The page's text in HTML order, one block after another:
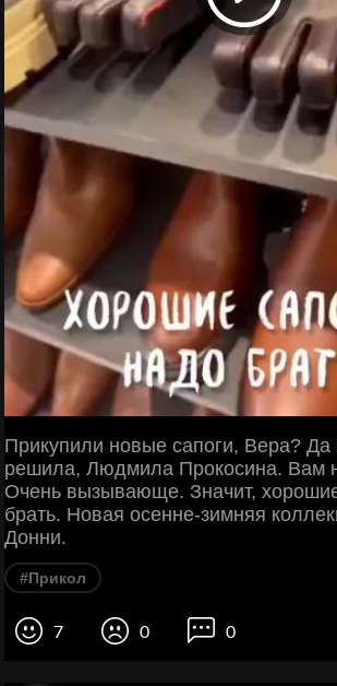
Прикупили новые сапоги, Вера?
решила, Людмила Прокосина. Вам
Очень вызывающе. Значит,
брать. Новая осенне-зимняя
Донни.
#Прикол
7 0 0